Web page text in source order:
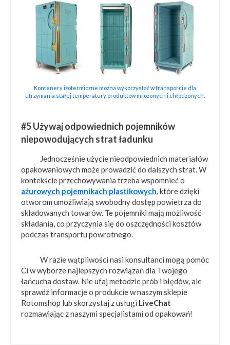
Kontenery izotermiczne można wykorzystać w transporcie dla
utrzymania stałej temperatury produktów mrożonych i chłodzonych.
#5 Używaj odpowiednich pojemników
niepowodujących strat ładunku
Jednocześnie użycie nieodpowiednich materiałów
opakowaniowych może prowadzić do dalszych strat. W
kontekście przechowywania trzeba wspomnieć o
ażurowych pojemnikach plastikowych, które dzięki
otworom umożliwiają swobodny dostęp powietrza do
składowanych towarów. Te pojemniki mają możliwość
składania, co przyczynia się do oszczędności kosztów
podczas transportu powrotnego.
W razie wątpliwości nasi konsultanci mogą pomóc
Ci w wyborze najlepszych rozwiązań dla Twojego
łańcucha dostaw. Nie ufaj metodzie prób i błędów, ale
sprawdź informacje o produkcie w naszym sklepie
Rotomshop lub skorzystaj z usługi LiveChat
rozmawiając z naszymi specjalistami od opakowań!